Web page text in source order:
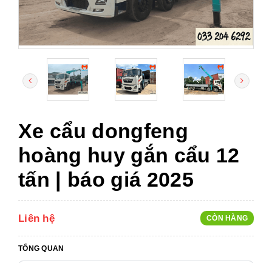
Xe cẩu dongfeng
hoàng huy gắn cẩu 12
tấn | báo giá 2025
Liên hệ CÒN HÀNG
TỔNG QUAN